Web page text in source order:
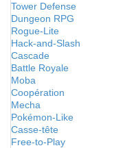
Tower Defense
Dungeon RPG
Rogue-Lite
Hack-and-Slash
Cascade
Battle Royale
Moba
Coopération
Mecha
Pokémon-Like
Casse-tête
Free-to-Play